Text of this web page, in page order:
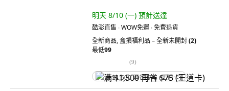
明天 8/10 (一) 預計送達
酷澎直售 ∙ WOW免運 ∙ 免費退貨
全新商品,盒損福利品 – 全新未開封(2)
最低99
(9)
满 $1,500 再省 $75 (王道卡)